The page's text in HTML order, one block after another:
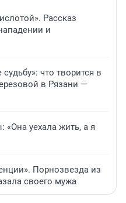
Рассказ
и
что творится в
в Рязани —
уехала жить, а я
Порнозвезда из
своего мужа